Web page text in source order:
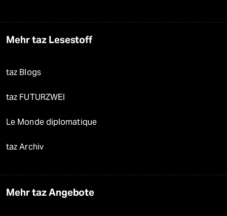
Mehr taz Lesestoff
taz Blogs
taz FUTURZWEI
Le Monde diplomatique
taz Archiv
Mehr taz Angebote